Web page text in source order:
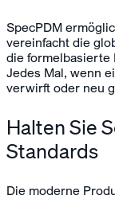
SpecPDM
vereinfacht die
die formelbasierte
Jedes Mal, wenn
verwirft oder neu
Halten Sie
Standards
Die moderne